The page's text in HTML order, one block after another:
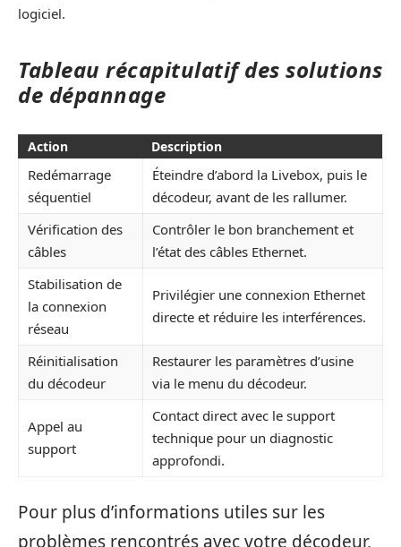
logiciel.
Tableau récapitulatif des solutions
de dépannage
Action Description
Redémarrage
séquentiel
Éteindre d’abord la Livebox, puis le
décodeur, avant de les rallumer.
Vérification des
câbles
Contrôler le bon branchement et
l’état des câbles Ethernet.
Stabilisation de
la connexion
réseau
Privilégier une connexion Ethernet
directe et réduire les interférences.
Réinitialisation
du décodeur
Restaurer les paramètres d’usine
via le menu du décodeur.
Appel au
support
Contact direct avec le support
technique pour un diagnostic
approfondi.
Pour plus d’informations utiles sur les
problèmes rencontrés avec votre décodeur,